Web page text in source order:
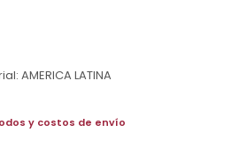
AMERICA LATINA
y costos de envío